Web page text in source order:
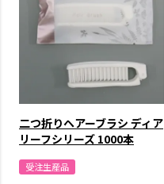
二つ折りヘアーブラシ ディア
リーフシリーズ 1000本
受注生産品